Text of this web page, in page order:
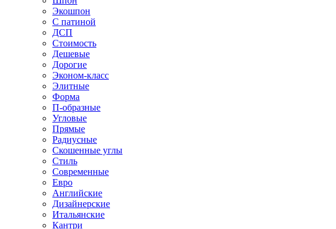
Экошпон
С патиной
ДСП
Стоимость
Дешевые
Дорогие
Эконом-класс
Элитные
Форма
П-образные
Угловые
Прямые
Радиусные
Скошенные углы
Стиль
Современные
Евро
Английские
Дизайнерские
Итальянские
Кантри